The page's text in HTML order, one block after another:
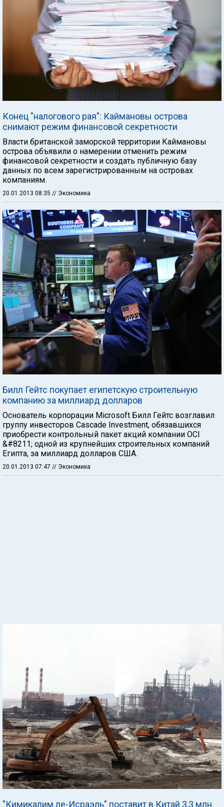
Конец "налогового рая": Каймановы острова
снимают режим финансовой секретности
Власти британской заморской территории Каймановы
острова объявили о намерении отменить режим
финансовой секретности и создать публичную базу
данных по всем зарегистрированным на островах
компаниям.
20.01.2013 08:35 // Экономика
Билл Гейтс покупает египетскую строительную
компанию за миллиард долларов
Основатель корпорации Microsoft Билл Гейтс возглавил
группу инвесторов Cascade Investment, обязавшихся
приобрести контрольный пакет акций компании OCI
&#8211; одной из крупнейших строительных компаний
Египта, за миллиард долларов США.
20.01.2013 07:47 // Экономика
"Кимикалим ле-Исраэль" поставит в Китай 3,3 млн.